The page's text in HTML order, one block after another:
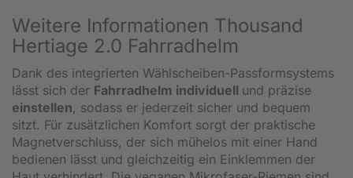
Weitere Informationen Thousand
Hertiage 2.0 Fahrradhelm
Dank des integrierten Wählscheiben-Passformsystems
lässt sich der Fahrradhelm individuell und präzise
einstellen, sodass er jederzeit sicher und bequem
sitzt. Für zusätzlichen Komfort sorgt der praktische
Magnetverschluss, der sich mühelos mit einer Hand
bedienen lässt und gleichzeitig ein Einklemmen der